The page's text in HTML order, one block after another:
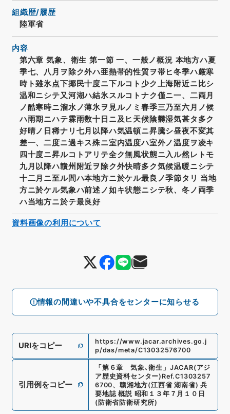
情報の間違いや不具合をセンターに知らせる
組織歴/履歴
陸軍省
内容
第六章 気象、衛生 第一節 一、一般ノ概況 本地方ハ夏
季七、八月ヲ除ク外ハ亜熱帯的性質ヲ帯ヒ冬季ハ厳寒
時ト雖氷点下揶民十度ニ下ルコト少ク上海附近ニ比シ
温和ニシテ又河湖ハ結氷スルコトナク僅ニ一、二両月
ノ酷寒時ニ溜水ノ薄氷ヲ見ルノミ春季三乃至六月ノ候
ハ雨期ニハテ霖雨数十日ニ及ヒ天候陰欝湿気甚タ多ク
好晴ノ日稀ナリ七月以降ハ気温頓ニ昇騰シ昼夜不変其
差一、二度ニ過キス殊ニ室内温度ハ室外ノ温度ヲ凌キ
四十度ニ昇ルコトアリテ全ク無風状態ニ入ル然レトモ
九月以降ハ贛州附近ヲ除ク外快晴多ク気候温暖ニシテ
十二月ニ至ル間ハ本地方ニ於ケル最良ノ季節タリ 当地
方ニ於ケル気象ハ前述ノ如キ状態ニシテ秋、冬ノ両季
ハ当地方ニ於テ最良好
URIをコピー
https://www.jacar.archives.go.j
p/das/meta/C13032576700
引用例をコピー
「第６章 気象､衛生 」 JACAR(アジ
ア歴史資料センター) Ref.C1303257
6700、 贛湘地方(江西省 湖南省) 兵
要地誌 概説 昭和１３年７月１０日
(防衛省防衛研究所)
資料画像の利用について